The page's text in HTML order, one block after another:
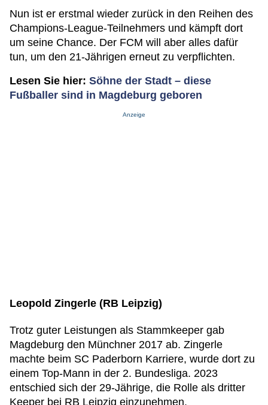
Nun ist er erstmal wieder zurück in den Reihen des
Champions-League-Teilnehmers und kämpft dort
um seine Chance. Der FCM will aber alles dafür
tun, um den 21-Jährigen erneut zu verpflichten.
Lesen Sie hier: Söhne der Stadt – diese
Fußballer sind in Magdeburg geboren
Anzeige
Leopold Zingerle (RB Leipzig)
Trotz guter Leistungen als Stammkeeper gab
Magdeburg den Münchner 2017 ab. Zingerle
machte beim SC Paderborn Karriere, wurde dort zu
einem Top-Mann in der 2. Bundesliga. 2023
entschied sich der 29-Jährige, die Rolle als dritter
Keeper bei RB Leipzig einzunehmen.